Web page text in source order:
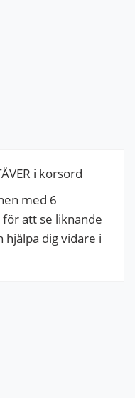
i korsord
med 6
att se liknande
dig vidare i